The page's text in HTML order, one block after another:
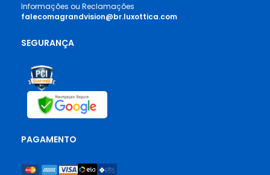
Informações ou Reclamações
falecomagrandvision@br.luxottica.com
SEGURANÇA
PAGAMENTO